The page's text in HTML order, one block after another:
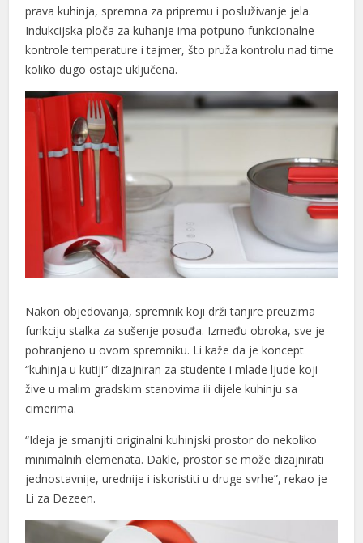
prava kuhinja, spremna za pripremu i posluživanje jela.
Indukcijska ploča za kuhanje ima potpuno funkcionalne
kontrole temperature i tajmer, što pruža kontrolu nad time
koliko dugo ostaje uključena.
Nakon objedovanja, spremnik koji drži tanjire preuzima
funkciju stalka za sušenje posuđa. Između obroka, sve je
pohranjeno u ovom spremniku. Li kaže da je koncept
“kuhinja u kutiji” dizajniran za studente i mlade ljude koji
žive u malim gradskim stanovima ili dijele kuhinju sa
cimerima.
“Ideja je smanjiti originalni kuhinjski prostor do nekoliko
minimalnih elemenata. Dakle, prostor se može dizajnirati
jednostavnije, urednije i iskoristiti u druge svrhe”, rekao je
Li za Dezeen.